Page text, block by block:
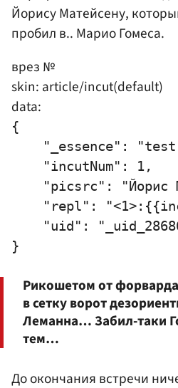
Йорису Матейсену,
пробил в.. Марио Гомеса.
врез №
skin: article/incut(default)
data:
{
"_essence":
    "incutNum": 1,
"picsrc": "Йорис
"repl":
"uid":
Рикошетом от
в сетку ворот
Леманна… Забил-таки
тем…
До окончания встречи